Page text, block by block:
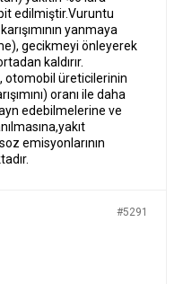
edilmiştir.Vuruntu
yanmaya
gecikmeyi önleyerek
kaldırır.
otomobil üreticilerinin
oranı ile daha
edebilmelerine ve
emisyonlarının
#5291